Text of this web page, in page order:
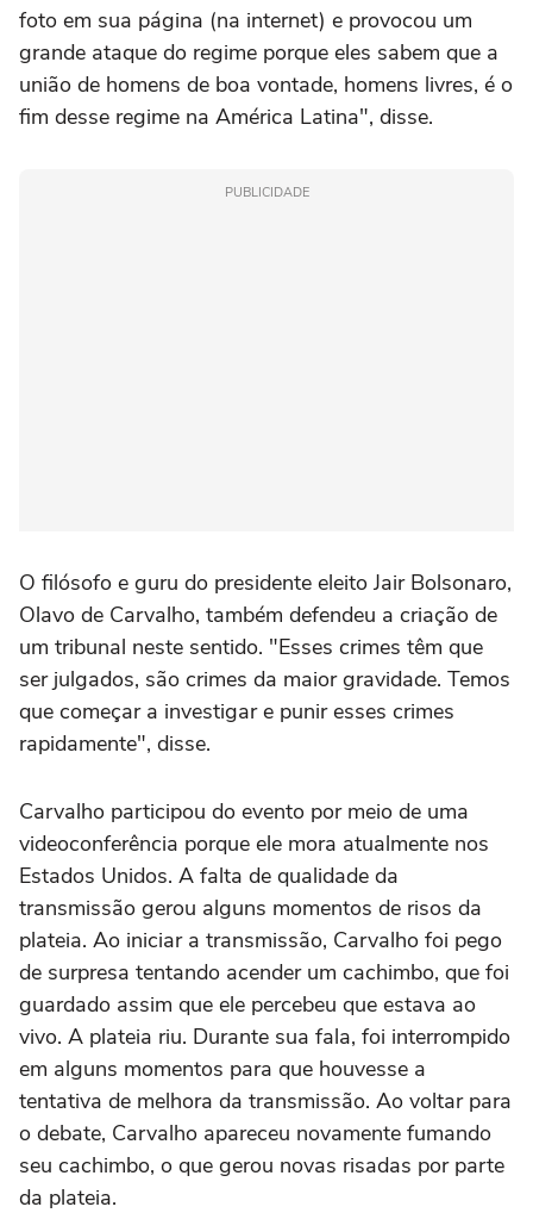
foto em sua página (na internet) e provocou um
grande ataque do regime porque eles sabem que a
união de homens de boa vontade, homens livres, é o
fim desse regime na América Latina", disse.
PUBLICIDADE
O filósofo e guru do presidente eleito Jair Bolsonaro,
Olavo de Carvalho, também defendeu a criação de
um tribunal neste sentido. "Esses crimes têm que
ser julgados, são crimes da maior gravidade. Temos
que começar a investigar e punir esses crimes
rapidamente", disse.
Carvalho participou do evento por meio de uma
videoconferência porque ele mora atualmente nos
Estados Unidos. A falta de qualidade da
transmissão gerou alguns momentos de risos da
plateia. Ao iniciar a transmissão, Carvalho foi pego
de surpresa tentando acender um cachimbo, que foi
guardado assim que ele percebeu que estava ao
vivo. A plateia riu. Durante sua fala, foi interrompido
em alguns momentos para que houvesse a
tentativa de melhora da transmissão. Ao voltar para
o debate, Carvalho apareceu novamente fumando
seu cachimbo, o que gerou novas risadas por parte
da plateia.